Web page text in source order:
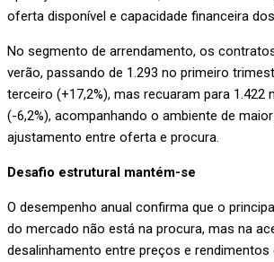
oferta disponível e capacidade financeira
No segmento de arrendamento, os
verão, passando de 1.293 no primeiro
terceiro (+17,2%), mas recuaram para 1.422
(-6,2%), acompanhando o ambiente de
ajustamento entre oferta e procura.
Desafio estrutural mantém-se
O desempenho anual confirma que o
do mercado não está na procura, mas na
desalinhamento entre preços e